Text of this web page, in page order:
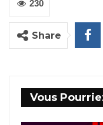
230
Share
Vous